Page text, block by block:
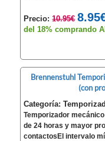
Precio:10.95€
del 18% comprando
Brennenstuhl
(con
Categoría:
Temporizador
de 24 horas y mayor
contactosEl intervalo